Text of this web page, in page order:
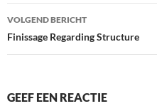
VOLGEND BERICHT
Finissage Regarding Structure
GEEF EEN REACTIE